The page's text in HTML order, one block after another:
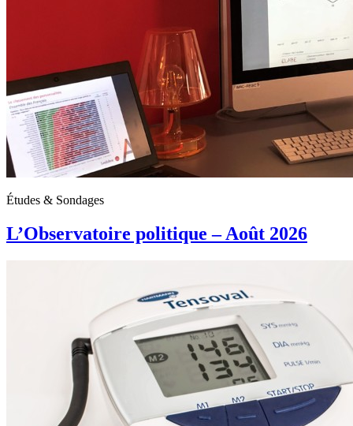
Études & Sondages
L’Observatoire politique – Août 2026